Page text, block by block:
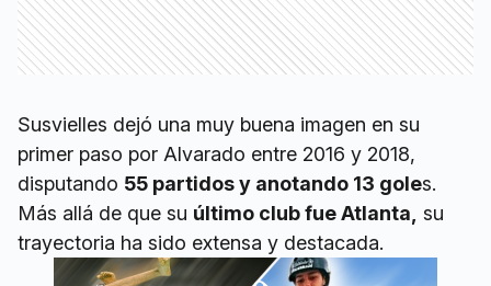
Susvielles dejó una muy buena imagen en su
primer paso por Alvarado entre 2016 y 2018,
disputando 55 partidos y anotando 13 goles.
Más allá de que su último club fue Atlanta, su
trayectoria ha sido extensa y destacada.